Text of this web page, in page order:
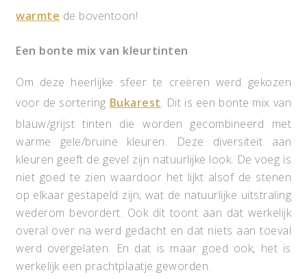
warmte de boventoon!
Een bonte mix van kleurtinten
Om deze heerlijke sfeer te creëren werd gekozen
voor de sortering Bukarest. Dit is een bonte mix van
blauw/grijst tinten die worden gecombineerd met
warme gele/bruine kleuren. Deze diversiteit aan
kleuren geeft de gevel zijn natuurlijke look. De voeg is
niet goed te zien waardoor het lijkt alsof de stenen
op elkaar gestapeld zijn, wat de natuurlijke uitstraling
wederom bevordert. Ook dit toont aan dat werkelijk
overal over na werd gedacht en dat niets aan toeval
werd overgelaten. En dat is maar goed ook, het is
werkelijk een prachtplaatje geworden.